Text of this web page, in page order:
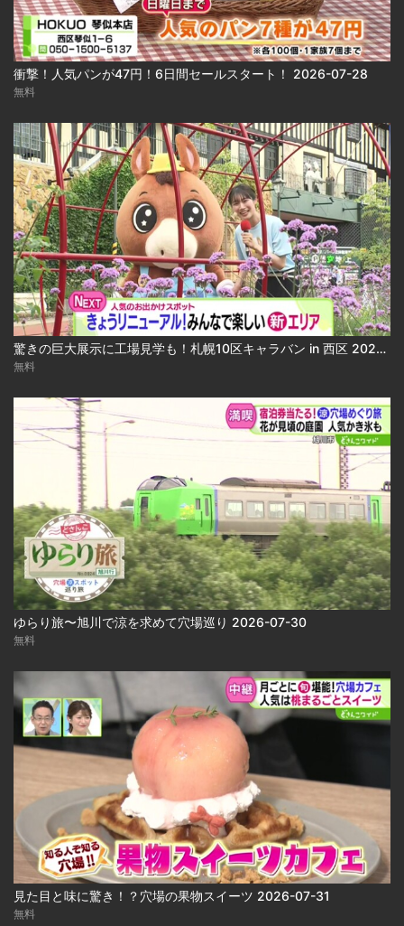
衝撃！人気パンが47円！6日間セールスタート！ 2026-07-28
無料
驚きの巨大展示に工場見学も！札幌10区キャラバン in 西区 2026-07-30 2026-07-30
無料
ゆらり旅〜旭川で涼を求めて穴場巡り 2026-07-30
無料
見た目と味に驚き！？穴場の果物スイーツ 2026-07-31
無料